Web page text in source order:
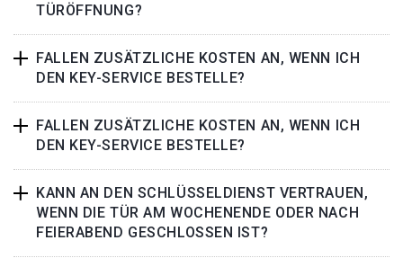
TÜRÖFFNUNG?
FALLEN ZUSÄTZLICHE KOSTEN AN, WENN ICH
DEN KEY-SERVICE BESTELLE?
FALLEN ZUSÄTZLICHE KOSTEN AN, WENN ICH
DEN KEY-SERVICE BESTELLE?
KANN AN DEN SCHLÜSSELDIENST VERTRAUEN,
WENN DIE TÜR AM WOCHENENDE ODER NACH
FEIERABEND GESCHLOSSEN IST?